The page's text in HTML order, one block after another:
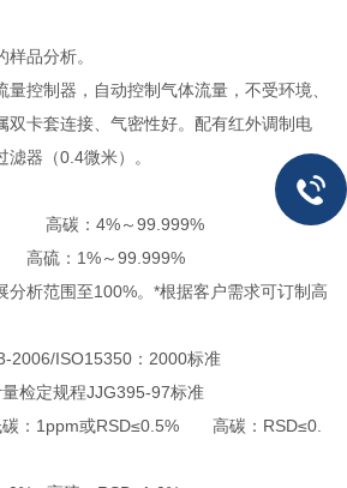
品分析。
控制器，自动控制气体流量，不受环境、
双卡套连接、气密性好。配有红外调制电
器（0.4微米）。
高碳：4%～99.999%
硫：1%～99.999%
分析范围至100%。*根据客户需求可订制高
2006/ISO15350：2000标准
检定规程JJG395-97标准
碳：1ppm或RSD≤0.5% 高碳：RSD≤0.